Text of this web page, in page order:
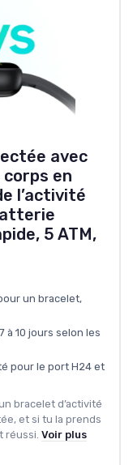
avec
corps en
l’activité
5 ATM,
un bracelet,
à 10 jours selon les
pour le port H24 et
bracelet d’activité
et si tu la prends
réussi. Voir plus